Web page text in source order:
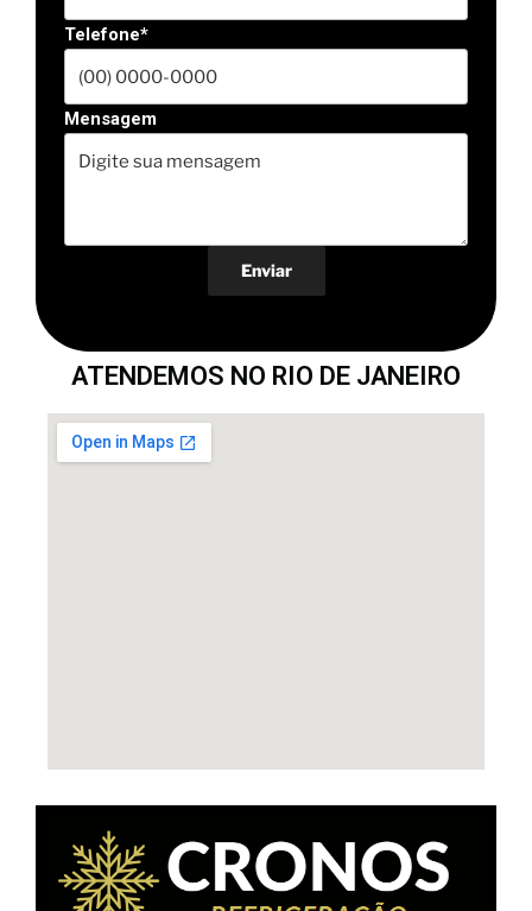
Telefone*
Mensagem
ATENDEMOS NO RIO DE JANEIRO